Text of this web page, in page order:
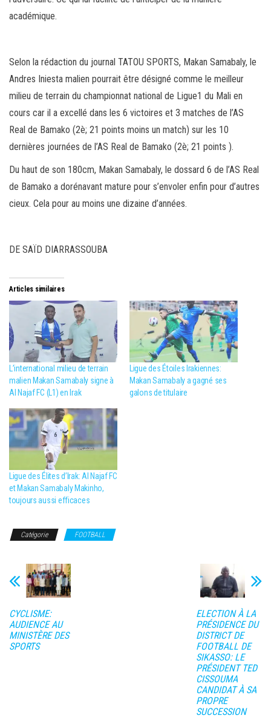
académique.
Selon la rédaction du journal TATOU SPORTS, Makan Samabaly, le
Andres Iniesta malien pourrait être désigné comme le meilleur
milieu de terrain du championnat national de Ligue1 du Mali en
cours car il a excellé dans les 6 victoires et 3 matches de l’AS
Real de Bamako (2è; 21 points moins un match) sur les 10
dernières journées de l’AS Real de Bamako (2è; 21 points ).
Du haut de son 180cm, Makan Samabaly, le dossard 6 de l’AS Real
de Bamako a dorénavant mature pour s’envoler enfin pour d’autres
cieux. Cela pour au moins une dizaine d’années.
DE SAÏD DIARRASSOUBA
Articles similaires
L’international milieu de terrain
malien Makan Samabaly signe à
Al Najaf FC (L1) en Irak
Ligue des Étoiles Irakiennes:
Makan Samabaly a gagné ses
galons de titulaire
Ligue des Élites d’Irak: Al Najaf FC
et Makan Samabaly Makinho,
toujours aussi efficaces
Catégorie FOOTBALL
CYCLISME:
AUDIENCE AU
MINISTÈRE DES
SPORTS
ELECTION À LA
PRÉSIDENCE DU
DISTRICT DE
FOOTBALL DE
SIKASSO: LE
PRÉSIDENT TED
CISSOUMA
CANDIDAT À SA
PROPRE
SUCCESSION